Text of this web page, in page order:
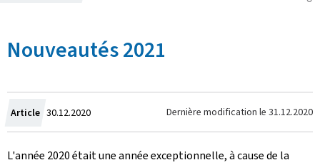
Nouveautés 2021
Article Crée
le
30.12.2020 Dernière modification le 31.12.2020
L'année 2020 était une année exceptionnelle, à cause de la